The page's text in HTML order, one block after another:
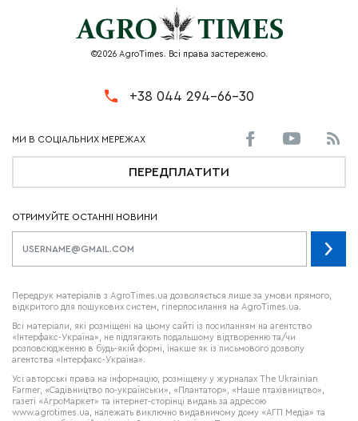
©2026 AgroTimes. Всі права застережено.
+38 044 294-66-30
ПЕРЕДПЛАТИТИ
ОТРИМУЙТЕ ОСТАННІ НОВИНИ
Передрук матеріалів з AgroTimes.ua дозволяється лише за умови прямого,
відкритого для пошукових систем, гіперпосилання на AgroTimes.ua.
Всі матеріали, які розміщені на цьому сайті із посиланням на агентство
«Інтерфакс-Україна», не підлягають подальшому відтворенню та/чи
розповсюдженню в будь-якій формі, інакше як із письмового дозволу
агентства «Інтерфакс-Україна».
Усі авторські права на інформацію, розміщену у журналах The Ukrainian
Farmer , «Садівництво по-українськи», «Плантатор», «Наше птахівництво»,
газеті «АгроМаркет» та інтернет-сторінці видань за адресою
www.agrotimes.ua,
належать виключно видавничому дому «АГП Медіа» та